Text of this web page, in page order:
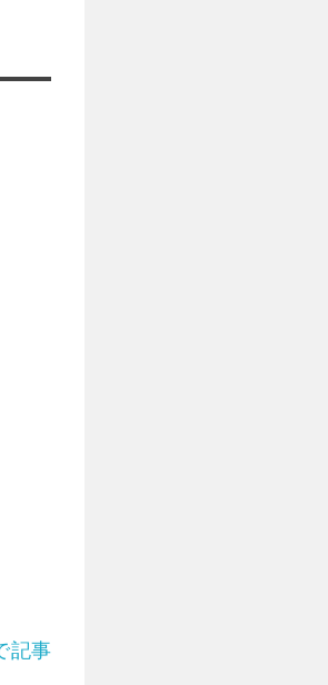
記事